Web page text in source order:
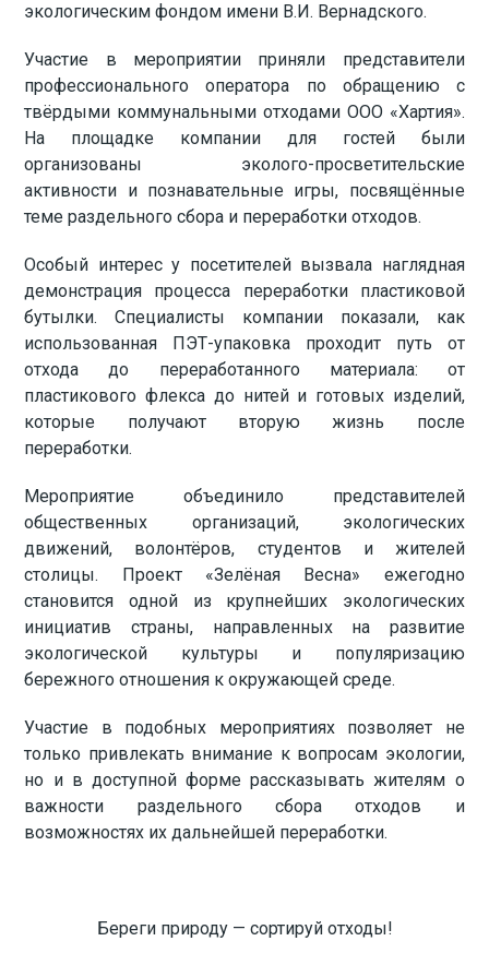
экологическим фондом имени В.И. Вернадского.
Участие в мероприятии приняли представители
профессионального оператора по обращению с
твёрдыми коммунальными отходами ООО «Хартия».
На площадке компании для гостей были
организованы эколого-просветительские
активности и познавательные игры, посвящённые
теме раздельного сбора и переработки отходов.
Особый интерес у посетителей вызвала наглядная
демонстрация процесса переработки пластиковой
бутылки. Специалисты компании показали, как
использованная ПЭТ-упаковка проходит путь от
отхода до переработанного материала: от
пластикового флекса до нитей и готовых изделий,
которые получают вторую жизнь после
переработки.
Мероприятие объединило представителей
общественных организаций, экологических
движений, волонтёров, студентов и жителей
столицы. Проект «Зелёная Весна» ежегодно
становится одной из крупнейших экологических
инициатив страны, направленных на развитие
экологической культуры и популяризацию
бережного отношения к окружающей среде.
Участие в подобных мероприятиях позволяет не
только привлекать внимание к вопросам экологии,
но и в доступной форме рассказывать жителям о
важности раздельного сбора отходов и
возможностях их дальнейшей переработки.
Береги природу — сортируй отходы!